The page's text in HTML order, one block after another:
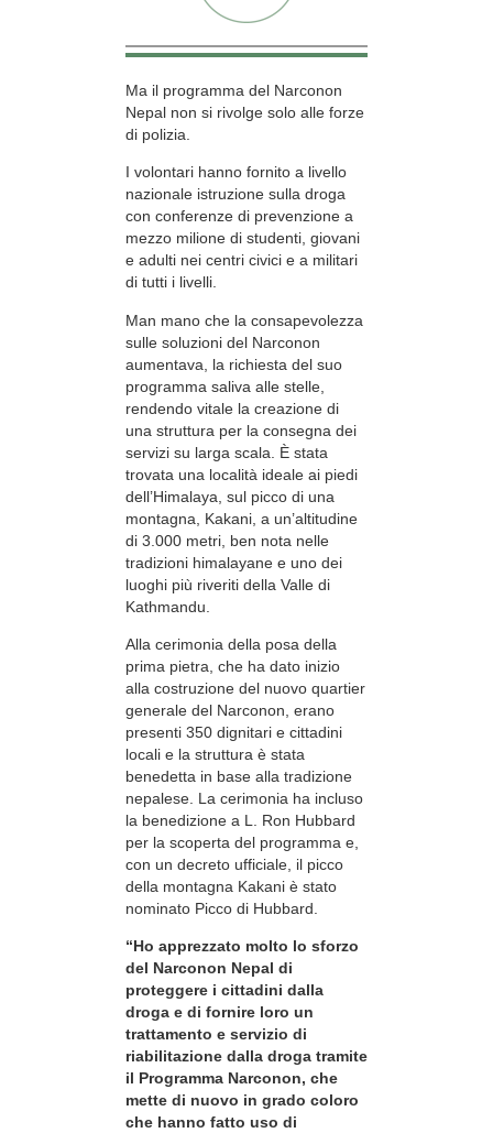
Ma il programma del Narconon
Nepal non si rivolge solo alle forze
di polizia.
I volontari hanno fornito a livello
nazionale istruzione sulla droga
con conferenze di prevenzione a
mezzo milione di studenti, giovani
e adulti nei centri civici e a militari
di tutti i livelli.
Man mano che la consapevolezza
sulle soluzioni del Narconon
aumentava, la richiesta del suo
programma saliva alle stelle,
rendendo vitale la creazione di
una struttura per la consegna dei
servizi su larga scala. È stata
trovata una località ideale ai piedi
dell’Himalaya, sul picco di una
montagna, Kakani, a un’altitudine
di 3.000 metri, ben nota nelle
tradizioni himalayane e uno dei
luoghi più riveriti della Valle di
Kathmandu.
Alla cerimonia della posa della
prima pietra, che ha dato inizio
alla costruzione del nuovo quartier
generale del Narconon, erano
presenti 350 dignitari e cittadini
locali e la struttura è stata
benedetta in base alla tradizione
nepalese. La cerimonia ha incluso
la benedizione a L. Ron Hubbard
per la scoperta del programma e,
con un decreto ufficiale, il picco
della montagna Kakani è stato
nominato Picco di Hubbard.
“Ho apprezzato molto lo sforzo
del Narconon Nepal di
proteggere i cittadini dalla
droga e di fornire loro un
trattamento e servizio di
riabilitazione dalla droga tramite
il Programma Narconon, che
mette di nuovo in grado coloro
che hanno fatto uso di